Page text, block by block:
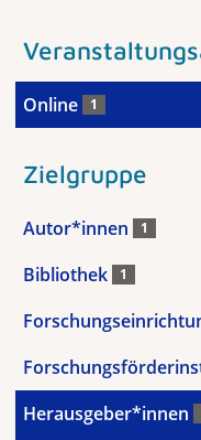
Online 1
Zielgruppe
Autor*innen 1
Bibliothek 1
Herausgeber*innen